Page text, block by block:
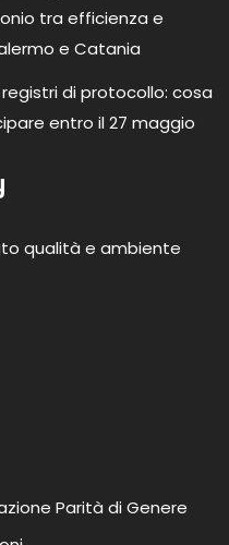
tra efficienza e
e Catania
di protocollo: cosa
entro il 27 maggio
qualità e ambiente
Parità di Genere